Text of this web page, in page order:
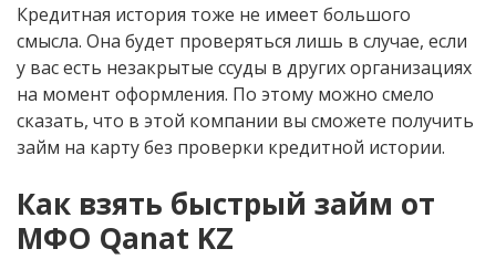
Кредитная история тоже не имеет большого
смысла. Она будет проверяться лишь в случае, если
у вас есть незакрытые ссуды в других организациях
на момент оформления. По этому можно смело
сказать, что в этой компании вы сможете получить
займ на карту без проверки кредитной истории.
Как взять быстрый займ от
МФО Qanat KZ